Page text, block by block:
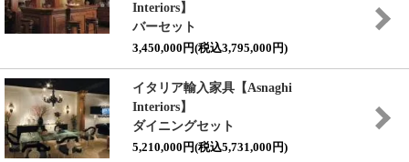
Interiors】
バーセット
3,450,000円(税込3,795,000円)
イタリア輸入家具【Asnaghi
Interiors】
ダイニングセット
5,210,000円(税込5,731,000円)